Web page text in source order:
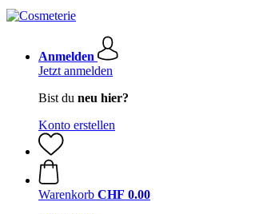
Anmelden
Jetzt anmelden
Bist du neu hier?
Konto erstellen
Warenkorb CHF 0.00